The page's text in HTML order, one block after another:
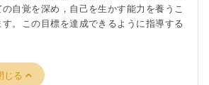
自覚を深め，自己を生かす能力を養うこ
。この目標を達成できるように指導する
じる